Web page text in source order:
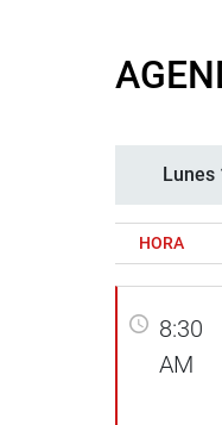
Lunes
HORA
8:30
AM